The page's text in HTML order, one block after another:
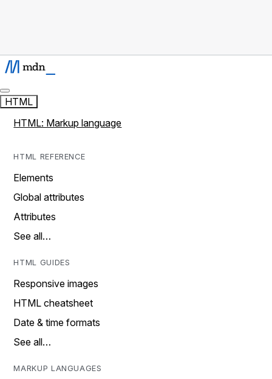
HTML
HTML: Markup language
HTML REFERENCE
Elements
Global attributes
Attributes
See all…
HTML GUIDES
Responsive images
HTML cheatsheet
Date & time formats
See all…
MARKUP LANGUAGES